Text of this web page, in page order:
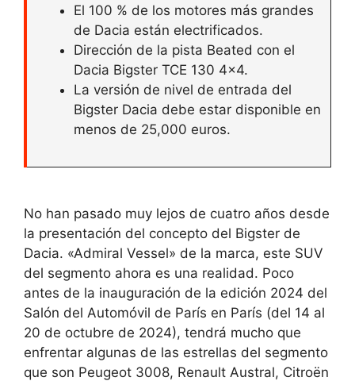
El 100 % de los motores más grandes
de Dacia están electrificados.
Dirección de la pista Beated con el
Dacia Bigster TCE 130 4×4.
La versión de nivel de entrada del
Bigster Dacia debe estar disponible en
menos de 25,000 euros.
No han pasado muy lejos de cuatro años desde
la presentación del concepto del Bigster de
Dacia. «Admiral Vessel» de la marca, este SUV
del segmento ahora es una realidad. Poco
antes de la inauguración de la edición 2024 del
Salón del Automóvil de París en París (del 14 al
20 de octubre de 2024), tendrá mucho que
enfrentar algunas de las estrellas del segmento
que son Peugeot 3008, Renault Austral, Citroën